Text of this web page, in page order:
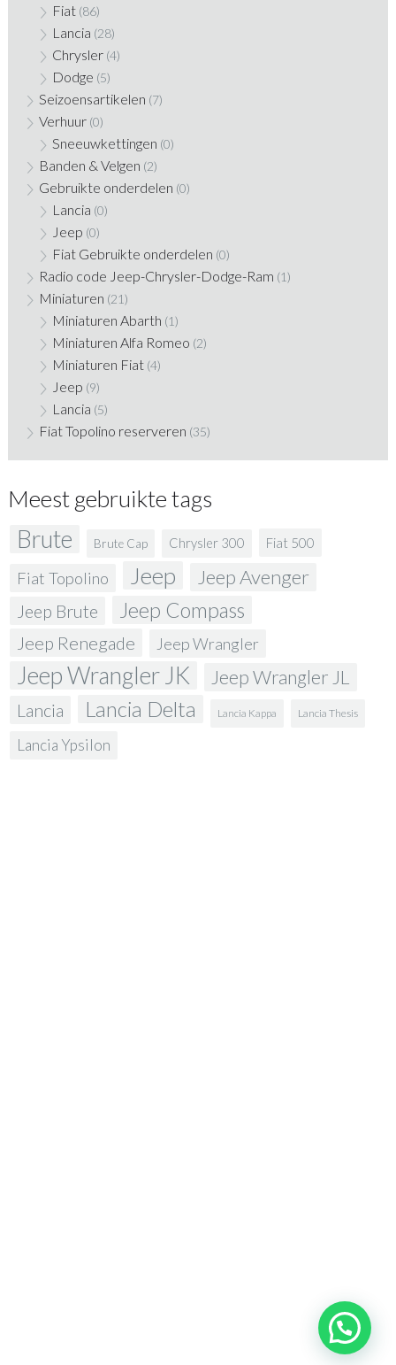
Fiat (86)
Lancia (28)
Chrysler (4)
Dodge (5)
Seizoensartikelen (7)
Verhuur (0)
Sneeuwkettingen (0)
Banden & Velgen (2)
Gebruikte onderdelen (0)
Lancia (0)
Jeep (0)
Fiat Gebruikte onderdelen (0)
Radio code Jeep-Chrysler-Dodge-Ram (1)
Miniaturen (21)
Miniaturen Abarth (1)
Miniaturen Alfa Romeo (2)
Miniaturen Fiat (4)
Jeep (9)
Lancia (5)
Fiat Topolino reserveren (35)
Meest gebruikte tags
Brute Brute Cap Chrysler 300 Fiat 500
Fiat Topolino Jeep Jeep Avenger
Jeep Brute Jeep Compass
Jeep Renegade Jeep Wrangler
Jeep Wrangler JK Jeep Wrangler JL
Lancia Lancia Delta Lancia Kappa Lancia Thesis
Lancia Ypsilon